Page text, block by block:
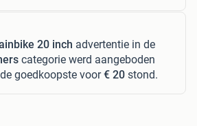
20 inch advertentie in de
categorie werd aangeboden
goedkoopste voor€ 20 stond.